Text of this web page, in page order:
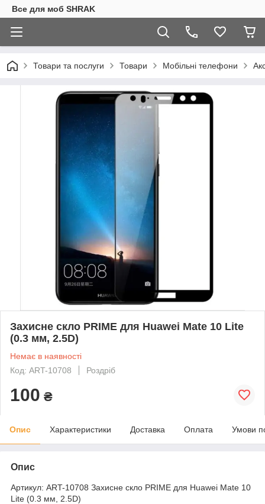
Все для моб SHRAK
Товари та послуги Товари Мобільні телефони
Захисне скло PRIME для Huawei Mate 10 Lite
(0.3 мм, 2.5D)
Немає в наявності
Код: ART-10708
Роздріб
100 ₴
Опис Характеристики Доставка Оплата Умови
Опис
Артикул: ART-10708 Захисне скло PRIME для Huawei Mate 10
Lite (0.3 мм, 2.5D)